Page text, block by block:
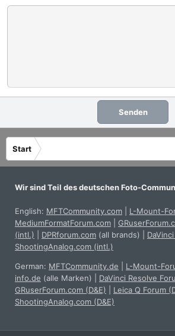
Senden
Start
Wir sind Teil des deutschen Foto-
English: MFTCommunity.com L-Mount-
MediumFormatForum.com
(intl.)
DPRforum.com (all brands)
ShootingAnalog.com (intl.)
German: MFTCommunity.de L-Mount-
info.de (alle Marken) DaVinci Resolve
GRuserForum.com (D&E)
Leica Q Forum
ShootingAnalog.com (D&E)